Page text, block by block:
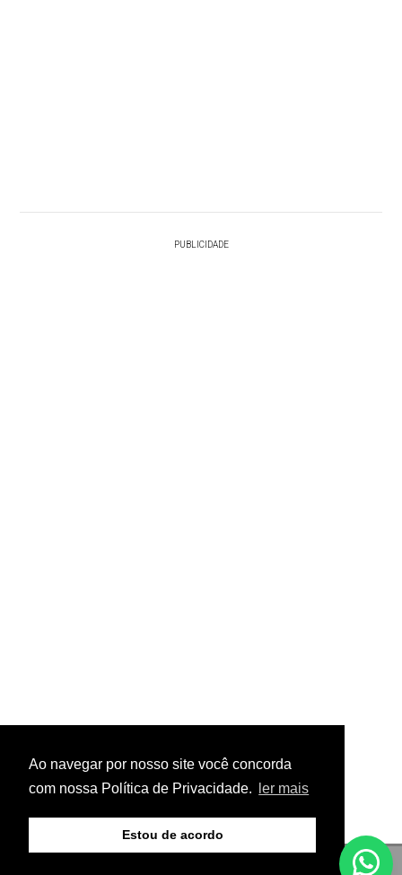
Ao navegar por nosso site você concorda
com nossa Política de Privacidade.
ler mais
Estou de acordo
PUBLICIDADE